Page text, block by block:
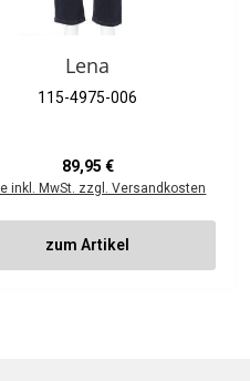
Lena
115-4975-006
Regulärer Preis:
89,95 €
inkl. MwSt. zzgl. Versandkosten
zum Artikel